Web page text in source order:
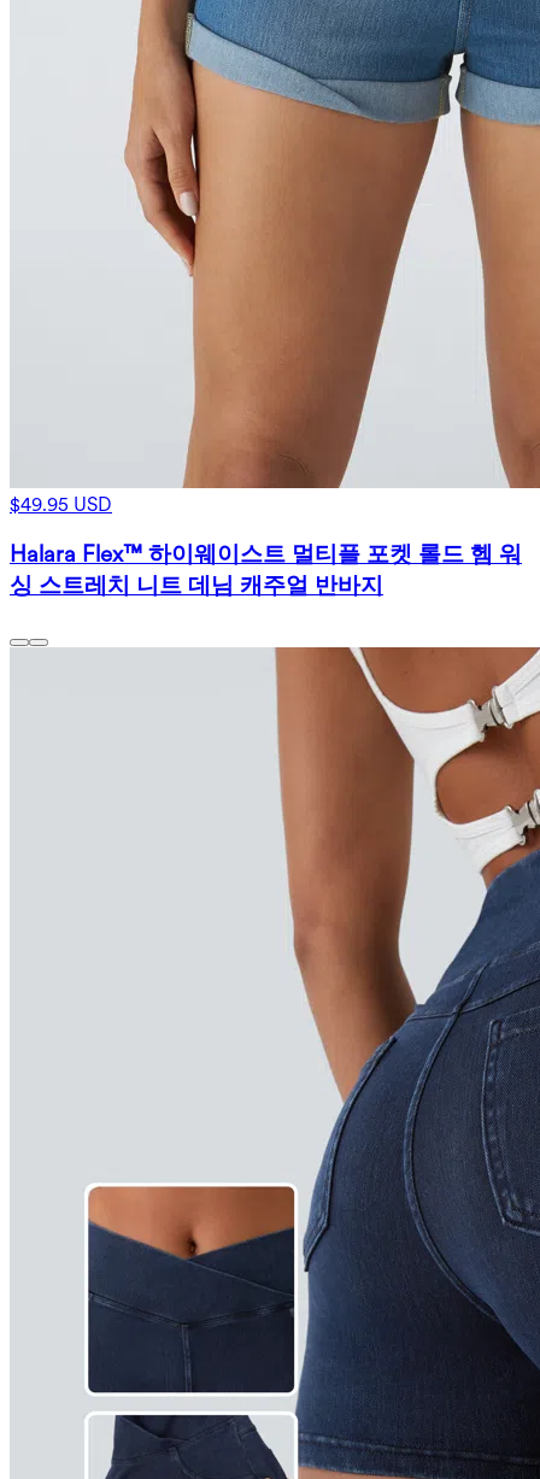
$49.95 USD
Halara Flex™ 하이웨이스트 멀티플 포켓 롤드 헴 워
싱 스트레치 니트 데님 캐주얼 반바지